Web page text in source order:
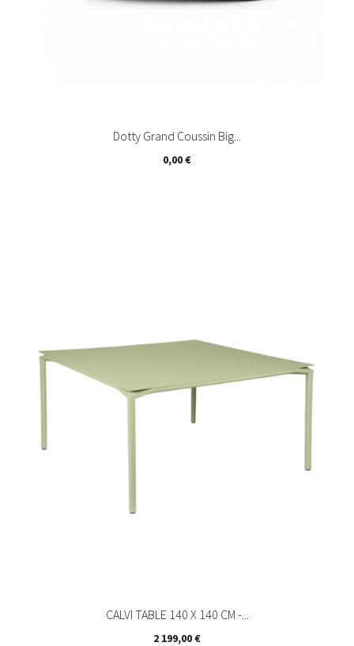
Dotty Grand Coussin Big...
Prix
0,00 €
CALVI TABLE 140 X 140 CM -...
Prix
2 199,00 €